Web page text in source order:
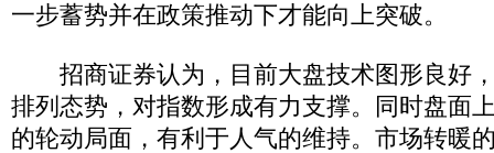
一步蓄势并在政策推动下才能向上突破。
招商证券认为，目前大盘技术图形良好
排列态势，对指数形成有力支撑。同时盘面
的轮动局面，有利于人气的维持。市场转暖